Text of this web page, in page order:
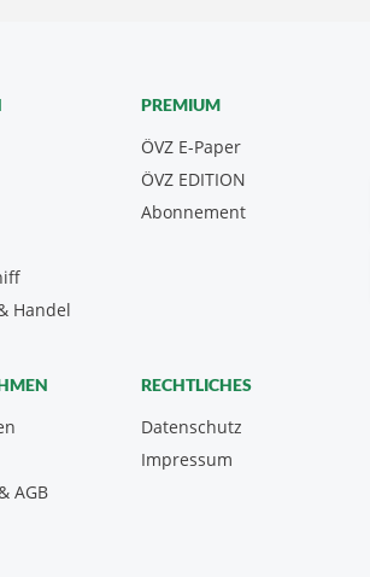
Handel
PREMIUM
ÖVZ E-Paper
Abonnement
ÖVZ EDITION
AGB
RECHTLICHES
Datenschutz
Impressum